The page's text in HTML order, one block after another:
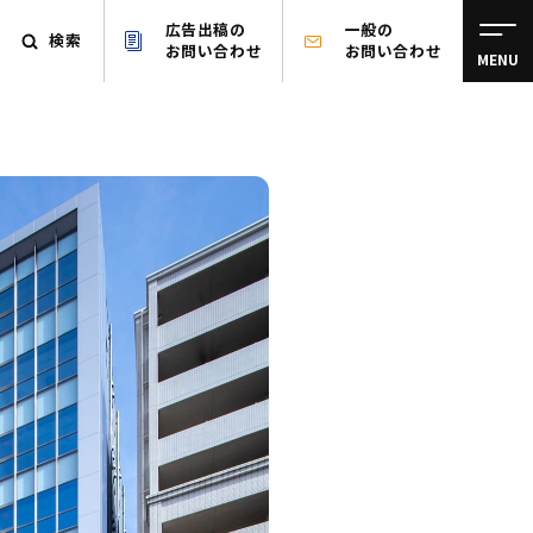
検索
広告出稿の
お問い合わせ
一般の
お問い合わせ
MENU